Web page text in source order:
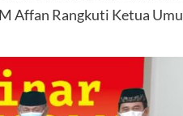
Affan Rangkuti Ketua